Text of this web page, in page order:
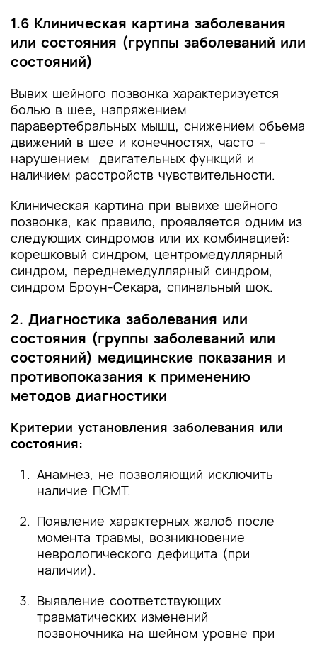
1.6 Клиническая картина заболевания
или состояния (группы заболеваний или
состояний)
Вывих шейного позвонка характеризуется
болью в шее, напряжением
паравертебральных мышц, снижением объема
движений в шее и конечностях, часто –
нарушением двигательных функций и
наличием расстройств чувствительности.
Клиническая картина при вывихе шейного
позвонка, как правило, проявляется одним из
следующих синдромов или их комбинацией:
корешковый синдром, центромедуллярный
синдром, переднемедуллярный синдром,
синдром Броун-Секара, спинальный шок.
2. Диагностика заболевания или
состояния (группы заболеваний или
состояний) медицинские показания и
противопоказания к применению
методов диагностики
Критерии установления заболевания или
состояния:
Анамнез, не позволяющий исключить
наличие ПСМТ.
Появление характерных жалоб после
момента травмы, возникновение
неврологического дефицита (при
наличии).
Выявление соответствующих
травматических изменений
позвоночника на шейном уровне при